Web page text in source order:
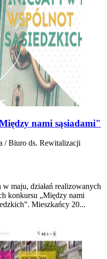
nami sąsiadami"
/ Biuro ds. Rewitalizacji
maju, działań realizowanych
konkursu „Między nami
Mieszkańcy 20...